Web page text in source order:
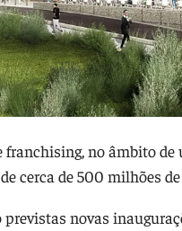
franchising, no âmbito
cerca de 500 milhões
previstas novas